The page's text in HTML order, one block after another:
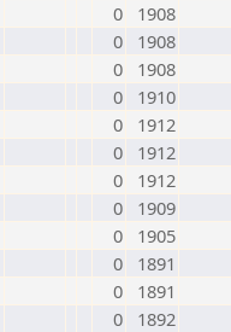
0
1908
0
1908
0
1908
0
1910
0
1912
0
1912
0
1912
0
1909
0
1905
0
1891
0
1891
0
1892